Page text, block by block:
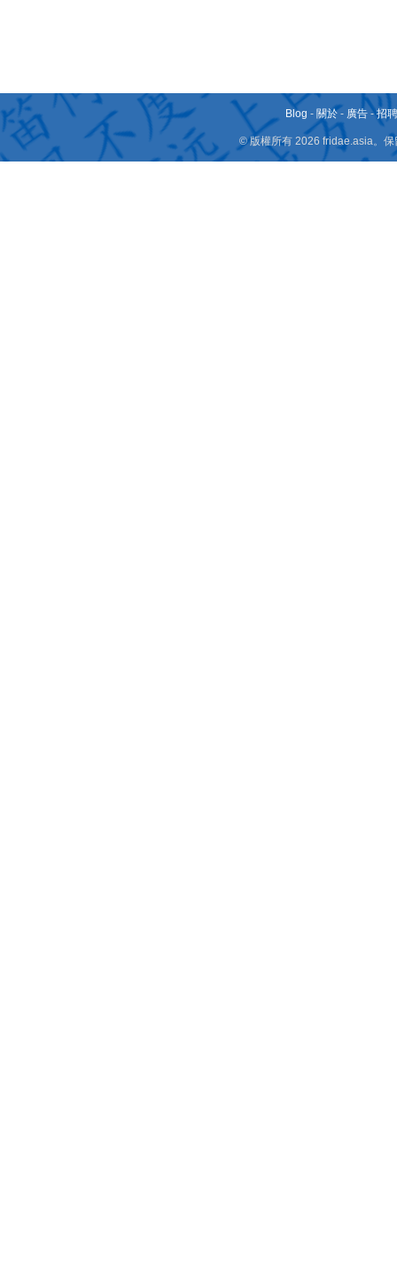
Blog - 關於 - 廣告 -招
© 版權所有 2026 fridae.asia。